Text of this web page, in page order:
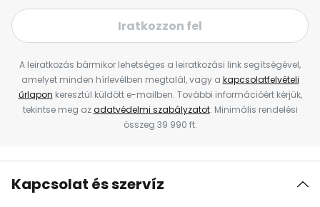
Iratkozzon fel
A leiratkozás bármikor lehetséges a leiratkozási link segítségével,
amelyet minden hírlevélben megtalál, vagy a kapcsolatfelvételi
űrlapon keresztül küldött e-mailben. További információért kérjük,
tekintse meg azadatvédelmi szabályzatot. Minimális rendelési
összeg 39 990 ft.
Kapcsolat és szervíz